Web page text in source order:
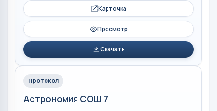
Карточка
Просмотр
Скачать
Протокол
Астрономия СОШ 7